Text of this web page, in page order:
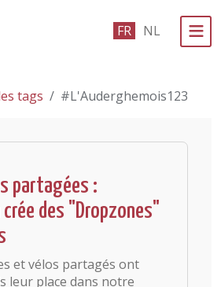
FR NL
tags #L'Auderghemois123
partagées :
des "Dropzones"
et vélos partagés ont
leur place dans notre